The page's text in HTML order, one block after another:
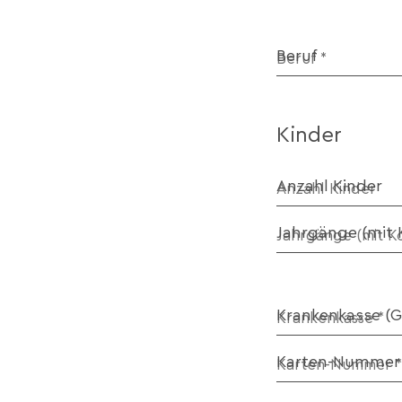
Beruf
Anzahl Kinder
Jahrgänge (mit
Kinder
Krankenkasse
Karten-Nummer